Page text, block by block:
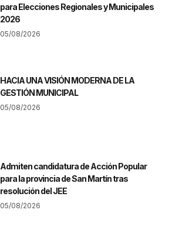
para Elecciones Regionales y Municipales
2026
05/08/2026
HACIA UNA VISIÓN MODERNA DE LA
GESTIÓN MUNICIPAL
05/08/2026
Admiten candidatura de Acción Popular
para la provincia de San Martín tras
resolución del JEE
05/08/2026